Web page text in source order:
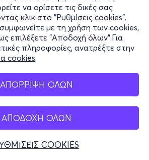
να ορίσετε τις δικές σας
κλικ στο "Ρυθμίσεις cookies".
με τη χρήση των cookies,
επιλέξετε "Αποδοχή όλων".Για
πληροφορίες, ανατρέξτε στην
cookies.
ΑΠΟΡΡΙΨΗ ΟΛΩΝ
ΑΠΟΔΟΧΗ ΟΛΩΝ
COOKIES